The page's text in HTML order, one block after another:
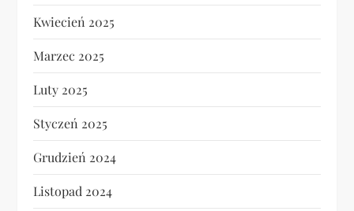
Kwiecień 2025
Marzec 2025
Luty 2025
Styczeń 2025
Grudzień 2024
Listopad 2024